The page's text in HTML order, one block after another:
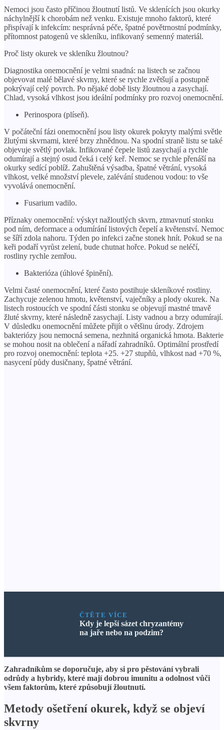
Nemoci jsou často příčinou žloutnutí listů. Ve sklenících jsou okurky
náchylnější k chorobám než venku. Existuje mnoho faktorů, které
přispívají k infekcím: nesprávná péče, špatné povětrnostní podmínky,
přítomnost patogenů ve skleníku, infikovaný semenný materiál.
Proč listy okurek ve skleníku žloutnou?
Diagnostika onemocnění je velmi snadná: na listech se začnou
objevovat malé bělavé skvrny, které se rychle zvětšují a postupně
pokrývají celý povrch. Po nějaké době listy žloutnou a zasychají.
Chlad, vysoká vlhkost jsou ideální podmínky pro rozvoj onemocnění.
Perinospora (plíseň).
V počáteční fázi onemocnění jsou listy okurek pokryty malými světle
žlutými skvrnami, které brzy zhnědnou. Na spodní straně listu se také
objevuje světlý povlak. Infikované čepele listů zasychají a rychle
odumírají a stejný osud čeká i celý keř. Nemoc se rychle přenáší na
okurky sedící poblíž. Zahuštěná výsadba, špatné větrání, vysoká
vlhkost, velké množství plevele, zalévání studenou vodou: to vše
vyvolává onemocnění.
Fusarium vadilo.
Příznaky onemocnění: výskyt nažloutlých skvrn, ztmavnutí stonku
pod ním, deformace a odumírání listových čepelí a květenství. Nemoc
se šíří zdola nahoru. Týden po infekci začne stonek hnít. Pokud se na
keři podaří vyrůst zelení, bude chutnat hořce. Pokud se neléčí,
rostliny rychle zemřou.
Bakterióza (úhlové špinění).
Velmi časté onemocnění, které často postihuje skleníkové rostliny.
Zachycuje zelenou hmotu, květenství, vaječníky a plody okurek. Na
listech rostoucích ve spodní části stonku se objevují mastné tmavě
žluté skvrny, které následně zasychají. Listy vadnou a brzy odumírají.
V důsledku onemocnění můžete přijít o většinu úrody. Zdrojem
bakteriózy jsou nemocná semena, nezhnitá organická hmota. Bakterie
se mohou nosit na oblečení a nářadí zahradníků. Optimální prostředí
pro rozvoj onemocnění: teplota +25. +27 stupňů, vlhkost nad +70 %,
nasycení půdy dusičnany, špatné větrání.
ČTĚTE VÍCE
Kdy je lepší sázet chryzantémy
na jaře nebo na podzim?
Zahradníkům se doporučuje, aby si pro pěstování vybrali
odrůdy a hybridy, které mají dobrou imunitu a odolnost vůči
všem faktorům, které způsobují žloutnutí.
Metody ošetření okurek, když se objeví
skvrny